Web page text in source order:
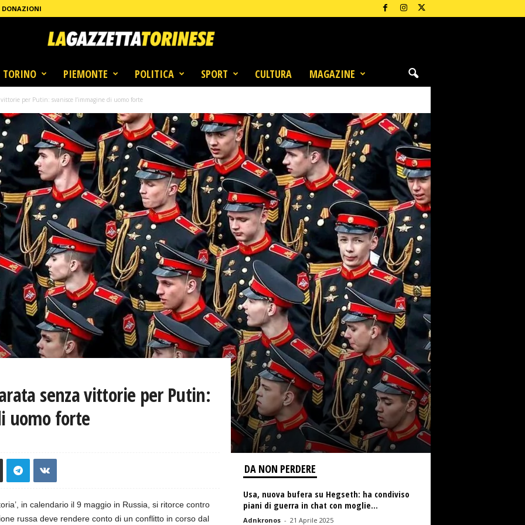
DONAZIONI
TORINO PIEMONTE POLITICA SPORT CULTURA MAGAZINE
per Putin: svanisce l’immagine di uomo forte
senza vittorie per Putin:
uomo forte
in calendario il 9 maggio in Russia, si ritorce contro
russa deve rendere conto di un conflitto in corso dal
DA NON PERDERE
Usa, nuova bufera su Hegseth: ha condiviso
piani di guerra in chat con moglie...
Adnkronos - 21 Aprile 2025